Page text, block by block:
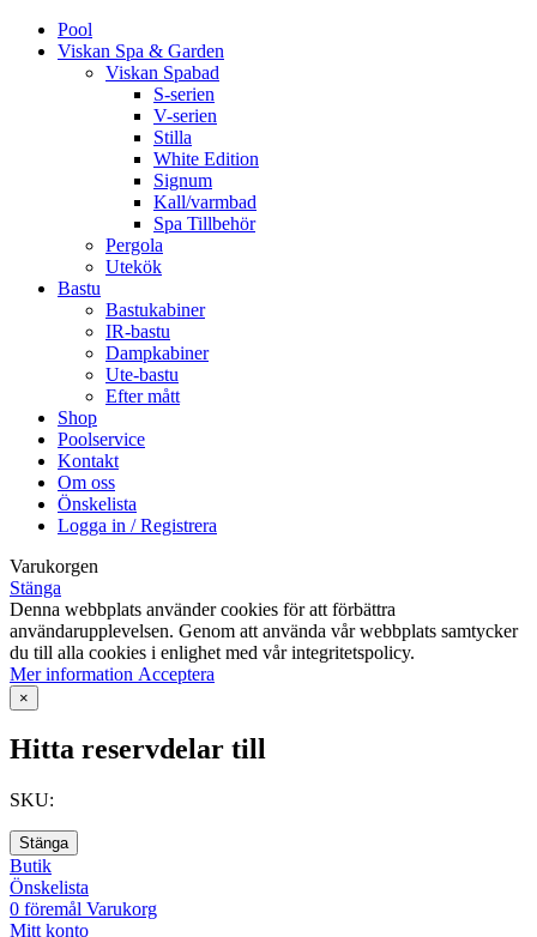
Pool
Viskan Spa & Garden
Viskan Spabad
S-serien
V-serien
Stilla
White Edition
Signum
Kall/varmbad
Spa Tillbehör
Pergola
Utekök
Bastu
Bastukabiner
IR-bastu
Dampkabiner
Ute-bastu
Efter mått
Shop
Poolservice
Kontakt
Om oss
Önskelista
Logga in / Registrera
Varukorgen
Stänga
Denna webbplats använder cookies för att förbättra
användarupplevelsen. Genom att använda vår webbplats samtycker
du till alla cookies i enlighet med vår integritetspolicy.
Mer information Acceptera
×
Hitta reservdelar till
SKU:
Stänga
Butik
Önskelista
0 föremål Varukorg
Mitt konto